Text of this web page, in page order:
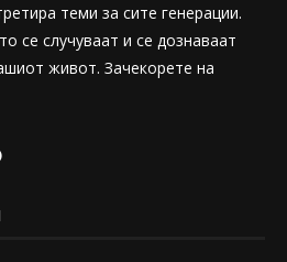
теми за сите генерации.
се случуваат и се дознаваат
живот. Зачекорете на